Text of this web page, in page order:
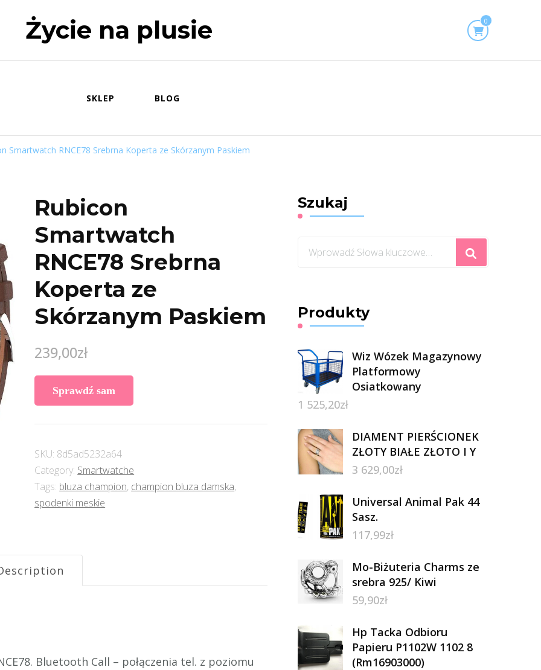
Życie na plusie 0
SKLEP BLOG
Smartwatch RNCE78 Srebrna Koperta ze Skórzanym Paskiem
Rubicon
Smartwatch
RNCE78 Srebrna
Koperta ze
Skórzanym Paskiem
239,00zł
Sprawdź sam
SKU: 8d5ad5232a64
Category: Smartwatche
Tags: bluza champion, champion bluza damska,
spodenki meskie
Bluetooth Call – połączenia tel. z poziomu
Szukaj
Szukasz
Produkty
Wiz Wózek Magazynowy
Platformowy
Osiatkowany
1 525,20zł
DIAMENT PIERŚCIONEK
ZŁOTY BIAŁE ZŁOTO I Y
3 629,00zł
Universal Animal Pak 44
Sasz.
117,99zł
Mo-Biżuteria Charms ze
srebra 925/ Kiwi
59,90zł
Hp Tacka Odbioru
Papieru P1102W 1102 8
(Rm16903000)